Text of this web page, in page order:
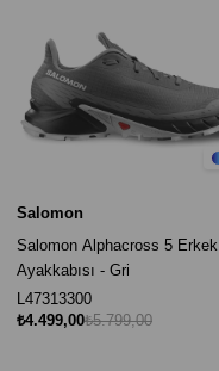
Salomon
Salomon Alphacross 5
Ayakkabısı - Gri
L47313300
₺4.499,00₺5.799,00